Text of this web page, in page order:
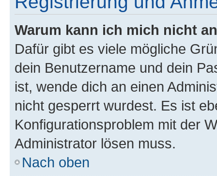
Warum kann ich mich nicht
Dafür gibt es viele mögliche
dein Benutzername und dein
ist, wende dich an einen
nicht gesperrt wurdest. Es ist
Konfigurationsproblem mit der
Administrator lösen muss.
Nach oben